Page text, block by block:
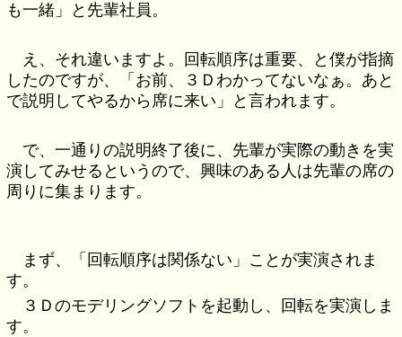
も一緒」と先輩社員。
え、それ違いますよ。回転順序は重要、と僕が指摘
したのですが、「お前、３Ｄわかってないなぁ。あと
で説明してやるから席に来い」と言われます。
で、一通りの説明終了後に、先輩が実際の動きを実
演してみせるというので、興味のある人は先輩の席の
周りに集まります。
まず、「回転順序は関係ない」ことが実演されま
す。
３Ｄのモデリングソフトを起動し、回転を実演しま
す。